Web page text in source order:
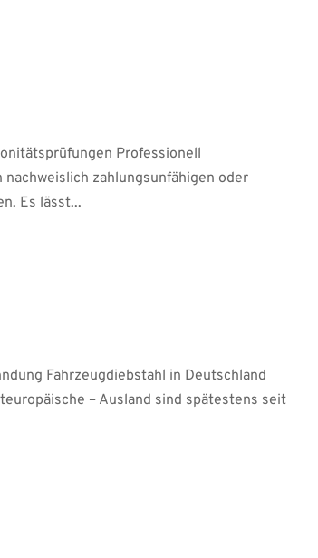
Professionell
zahlungsunfähigen oder
Es lässt...
Fahrzeugdiebstahl in Deutschland
– Ausland sind spätestens seit